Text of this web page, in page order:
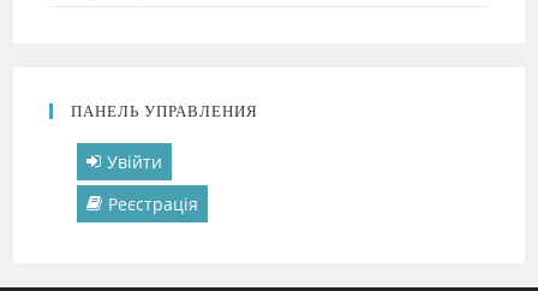
ПАНЕЛЬ УПРАВЛЕНИЯ
Увійти
Реєстрація